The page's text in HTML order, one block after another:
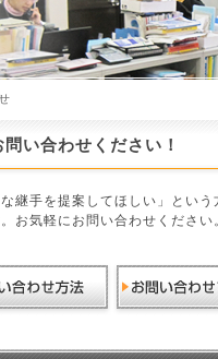
い合わせください！
継手を提案してほしい」とい
お気軽にお問い合わせください